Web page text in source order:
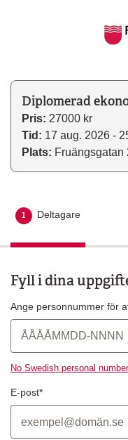
Diplomerad
Pris: 27000 kr
Tid: 17 aug. 2026 -
Plats: Fruängsgatan
1 Aktuellt steg
Deltagare
Fyll i dina
Ange personnummer för
No Swedish personal
E-post*